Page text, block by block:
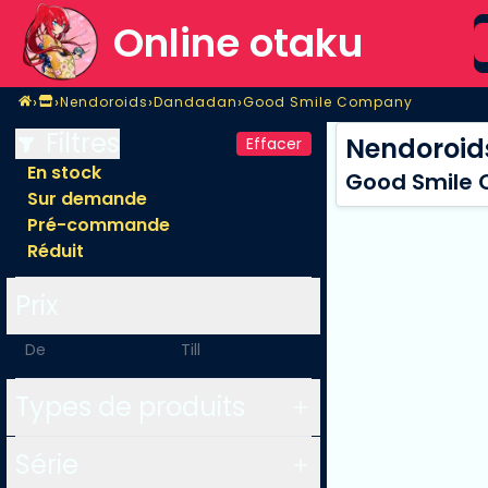
Online otaku
Home
›Magasin
›Nendoroids
Nendoroids›Dandadan
Dandadan›Good Smile Company
Good Smile Company
Effacer
En stock
Sur demande
Pré-commande
Réduit
Good Smile